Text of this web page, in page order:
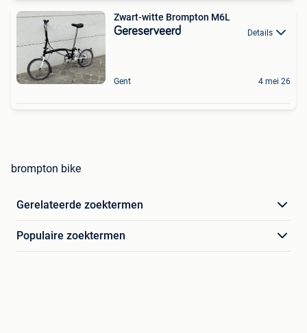
Zwart-witte Brompton M6L
Gereserveerd Details
Gent 4 mei 26
brompton bike
Gerelateerde zoektermen
Populaire zoektermen